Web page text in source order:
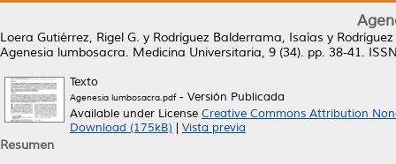
Loera Gutiérrez, Rigel G. y Rodríguez Balderrama, Isaías y
Agenesia lumbosacra. Medicina Universitaria, 9 (34). pp. 38-41.
Texto
Agenesia lumbosacra.pdf- Versión Publicada
Available under License Creative Commons Attribution
Download (175kB)
Vista previa
Resumen